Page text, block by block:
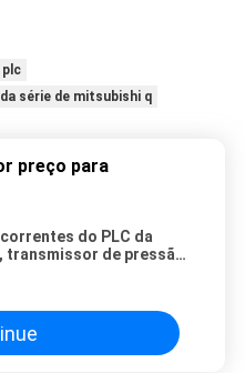
série de mitsubishi q
preço para
do PLC da
transmissor de pressão